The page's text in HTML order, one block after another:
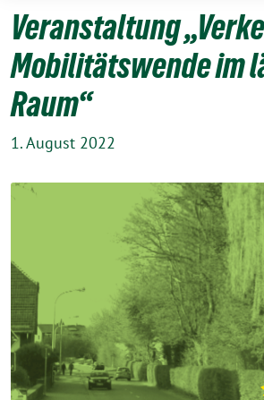
Veranstaltung
Mobilitätswende im
Raum“
1. August 2022